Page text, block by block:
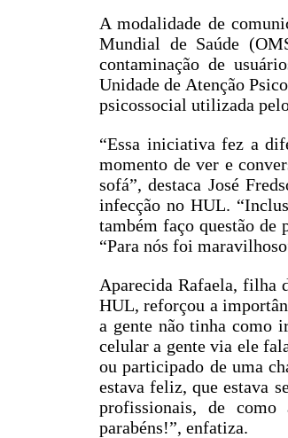
A modalidade de
Mundial de Saúde
contaminação de
Unidade de Atenção
psicossocial utilizada
“Essa iniciativa fez a
momento de ver e
sofá”, destaca José
infecção no HUL.
também faço questão de
“Para nós foi
Aparecida Rafaela, filha
HUL, reforçou a
a gente não tinha como
celular a gente via ele
ou participado de uma
estava feliz, que estava
profissionais, de
parabéns!”, enfatiza.